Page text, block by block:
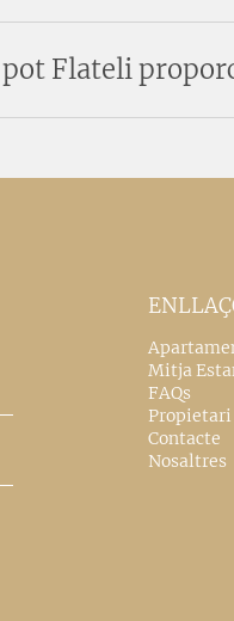
Flateli
Mitja
FAQs
Propietari
Contacte
Nosaltres